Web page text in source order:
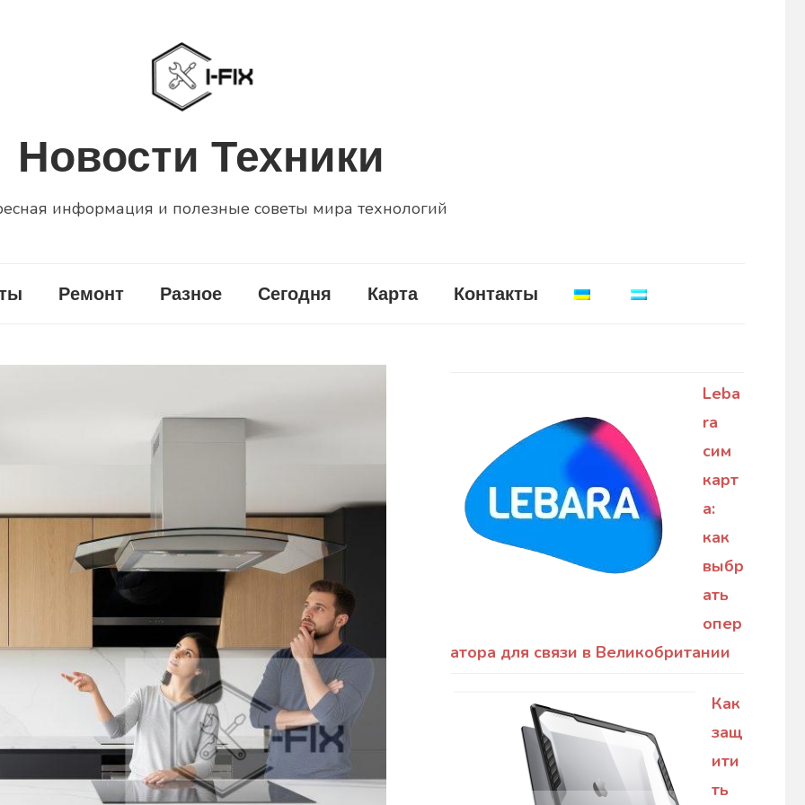
Новости Техники
информация и полезные советы мира технологий
Ремонт Разное Сегодня Карта Контакты
Leba
ra
сим
карт
а:
как
выбр
ать
опер
атора для связи в Великобритании
Как
защ
ити
ть